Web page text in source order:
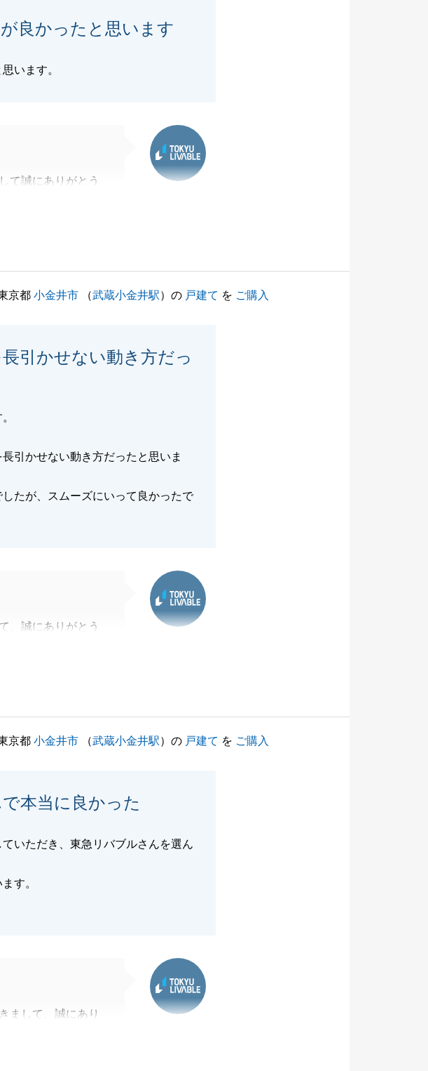
良かったと思います
います。
て誠にありがとう
感謝いたします。
京都小金井市 （武蔵小金井駅）の 戸建て を ご購入
引かせない動き方だっ
引かせない動き方だったと思いま
たが、スムーズにいって良かったで
、誠にありがとう
いました。
ただけますと幸い
京都小金井市 （武蔵小金井駅）の 戸建て を ご購入
本当に良かった
いただき、東急リバブルさんを選ん
す。
まして、誠にあり
うございました。